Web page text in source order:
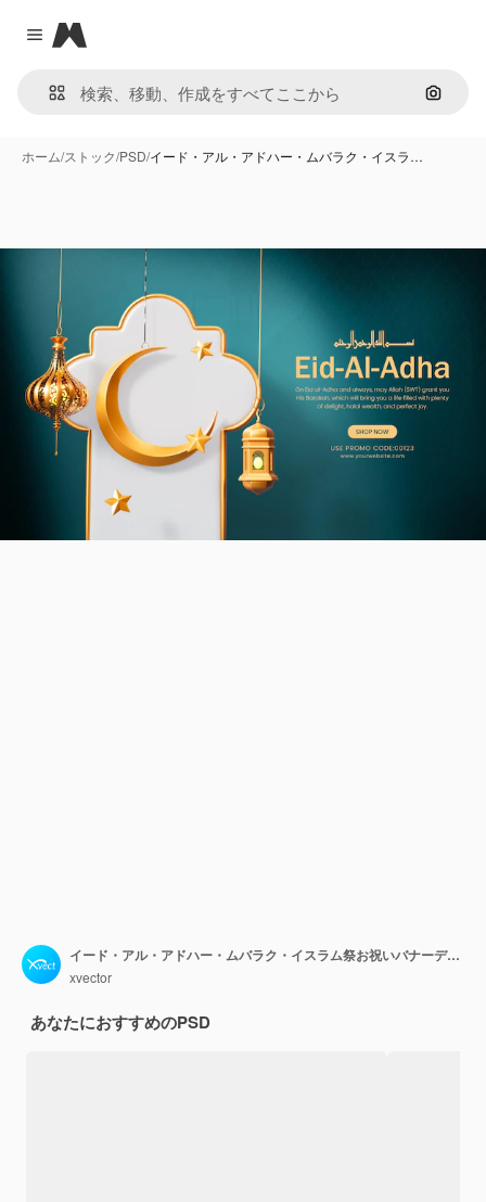
Close menu
Magnific
画像で
ホーム/ストック/PSD/イード・アル・アドハー・ムバラク・イスラ…
イード・アル・アドハー・ムバラク・イスラム祭お祝いバナーデザインテンプレート
xvector
あなたにおすすめのPSD